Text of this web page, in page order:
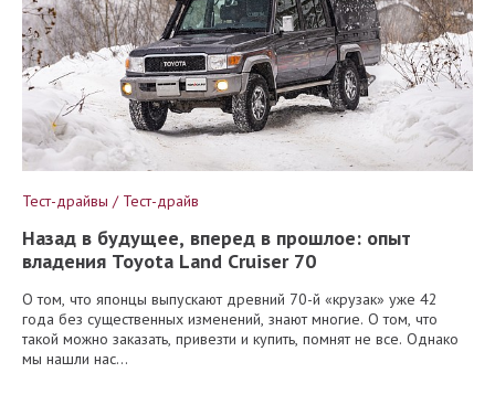
Тест-драйвы / Тест-драйв
Назад в будущее, вперед в прошлое: опыт
владения Toyota Land Cruiser 70
О том, что японцы выпускают древний 70-й «крузак» уже 42
года без существенных изменений, знают многие. О том, что
такой можно заказать, привезти и купить, помнят не все. Однако
мы нашли нас...